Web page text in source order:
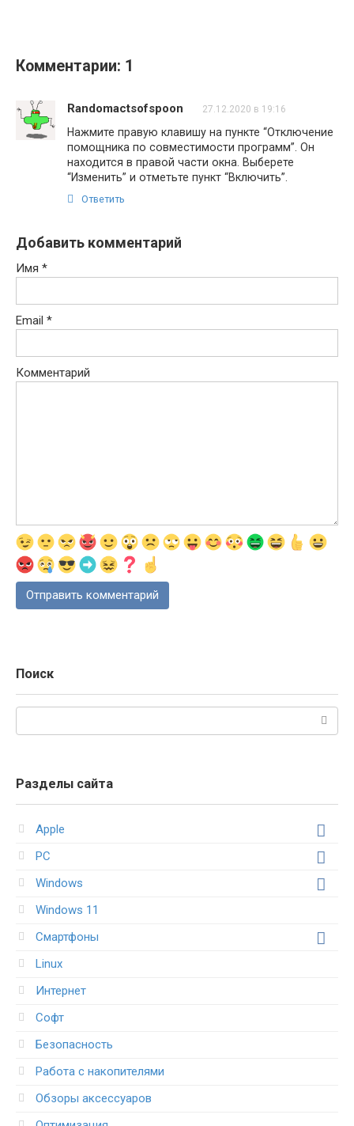
Комментарии: 1
Randomactsofspoon 27.12.2020 в 19:16
Нажмите правую клавишу на пункте “Отключение
помощника по совместимости программ”. Он
находится в правой части окна. Выберете
“Изменить” и отметьте пункт “Включить”.
Ответить
Добавить комментарий
Имя *
Email *
Комментарий
Поиск
Разделы сайта
Apple
PC
Windows
Windows 11
Смартфоны
Linux
Интернет
Софт
Безопасность
Работа с накопителями
Обзоры аксессуаров